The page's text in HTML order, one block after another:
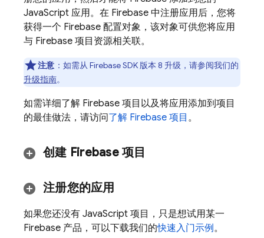
JavaScript 应用。在 Firebase 中注册应用后，您将
获得一个 Firebase 配置对象，该对象可供您将应用
与 Firebase 项目资源相关联。
注意 ：如需从 Firebase SDK 版本 8 升级，请参阅我们的
升级指南。
如需详细了解 Firebase 项目以及将应用添加到项目
的最佳做法，请访问了解 Firebase 项目 。
创建 Firebase 项目
注册您的应用
如果您还没有 JavaScript 项目，只是想试用某一
Firebase 产品，可以下载我们的快速入门示例。